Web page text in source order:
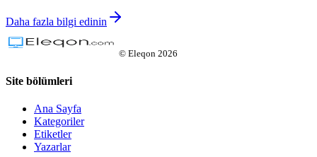
Daha fazla bilgi edinin
© Eleqon 2026
Site bölümleri
Ana Sayfa
Kategoriler
Etiketler
Yazarlar